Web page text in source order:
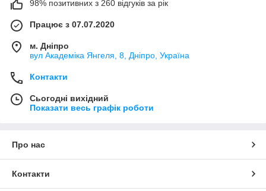
98% позитивних з 260 відгуків за рік
Працює з 07.07.2020
м. Дніпро
вул Академіка Янгеля, 8, Дніпро, Україна
Контакти
Сьогодні вихідний
Показати весь графік роботи
Про нас
Контакти